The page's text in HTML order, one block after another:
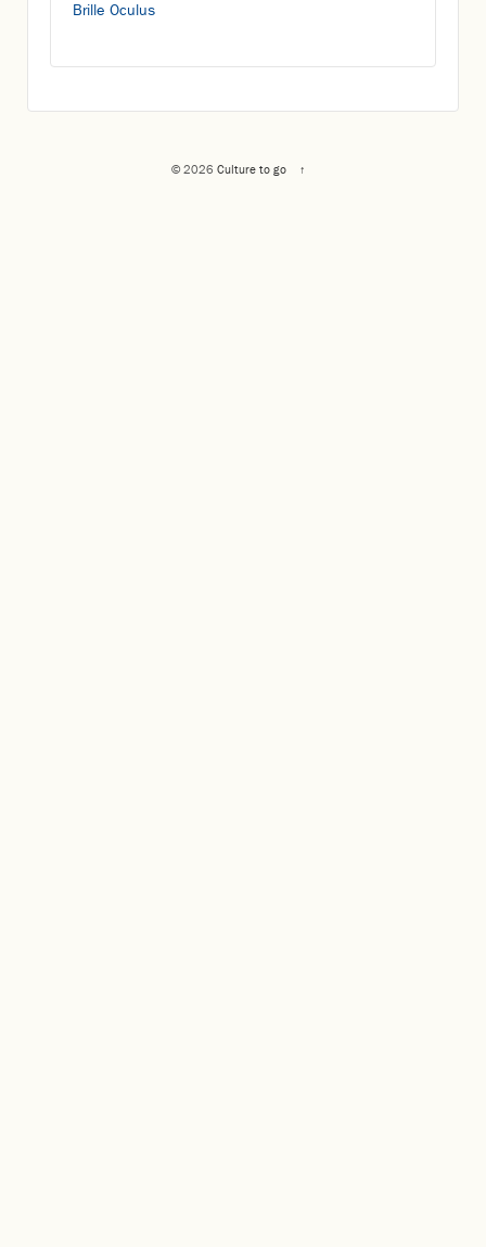
Brille Oculus
© 2026 Culture to go ↑